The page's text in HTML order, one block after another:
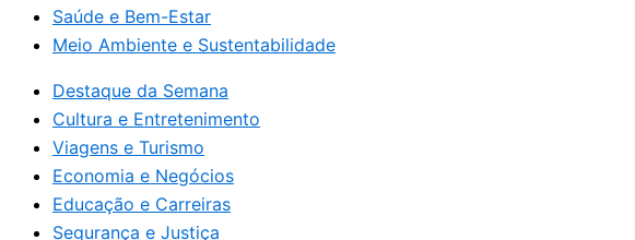
Saúde e Bem-Estar
Meio Ambiente e Sustentabilidade
Destaque da Semana
Cultura e Entretenimento
Viagens e Turismo
Economia e Negócios
Educação e Carreiras
Segurança e Justiça